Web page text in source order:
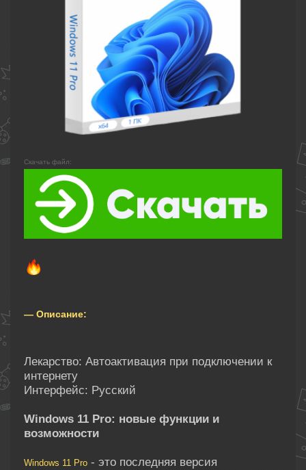
Скачать файл:
— Описание:
Лекарство: Автоактивация при подключении к
интернету
Интерфейс: Русский
Windows 11 Pro: новые функции и
возможности
Windows 11 Pro - это последняя версия